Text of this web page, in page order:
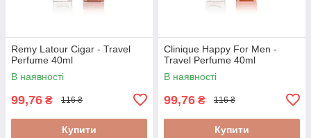
Remy Latour Cigar - Travel
Perfume 40ml
В наявності
99,76 ₴ 116 ₴
Купити
Clinique Happy For Men -
Travel Perfume 40ml
В наявності
99,76 ₴ 116 ₴
Купити